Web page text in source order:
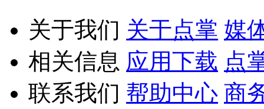
关于我们 关于点掌 媒
相关信息 应用下载 点
联系我们 帮助中心 商